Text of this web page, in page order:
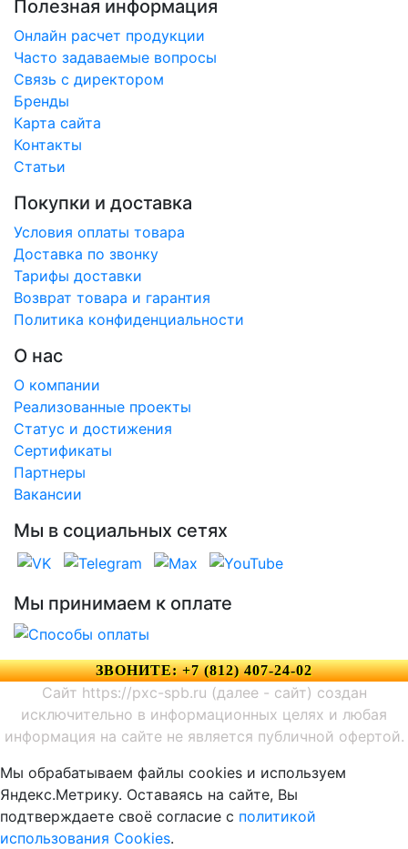
Полезная информация
Онлайн расчет продукции
Часто задаваемые вопросы
Связь с директором
Бренды
Карта сайта
Контакты
Статьи
Покупки и доставка
Условия оплаты товара
Доставка по звонку
Тарифы доставки
Возврат товара и гарантия
Политика конфиденциальности
О нас
О компании
Реализованные проекты
Статус и достижения
Сертификаты
Партнеры
Вакансии
Мы в социальных сетях
Мы принимаем к оплате
ЗВОНИТЕ: +7 (812) 407-24-02
Сайт https://pxc-spb.ru (далее - сайт) создан
исключительно в информационных целях и любая
информация на сайте не является публичной офертой.
Мы обрабатываем файлы cookies и используем
Яндекс.Метрику. Оставаясь на сайте, Вы
подтверждаете своё согласие с политикой
использования Cookies.